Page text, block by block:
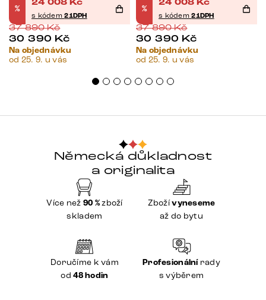
%
24 008 Kč
s kódem21DPH
37 890Kč
30 390 Kč
Na objednávku
od 25. 9. u vás
%
24 008 Kč
s kódem21DPH
37 890Kč
30 390 Kč
Na objednávku
od 25. 9. u vás
Německá důkladnost
a originalita
Více než 90 %zboží
skladem
Zbožívyneseme
až do bytu
Doručíme k vám
od48 hodin
Profesionálnírady
s výběrem